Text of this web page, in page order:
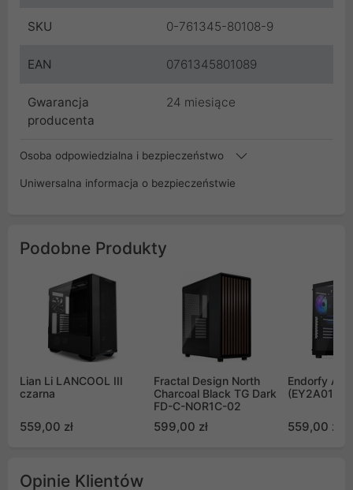
SKU 0-761345-80108-9
EAN 0761345801089
Gwarancja
producenta
24 miesiące
Osoba odpowiedzialna i bezpieczeństwo
Uniwersalna informacja o bezpieczeństwie
Podobne Produkty
Lian Li LANCOOL III
czarna
559,00 zł
Fractal Design North
Charcoal Black TG Dark
FD-C-NOR1C-02
599,00 zł
Endorfy
(EY2A013)
559,00 zł
Opinie Klientów